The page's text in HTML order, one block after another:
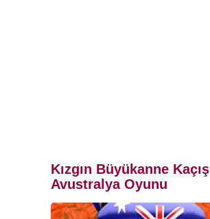
Kızgın Büyükanne Kaçış
Avustralya Oyunu